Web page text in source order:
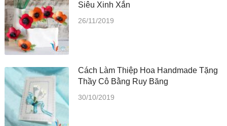
Siêu Xinh Xắn
26/11/2019
Cách Làm Thiệp Hoa Handmade Tặng
Thầy Cô Bằng Ruy Băng
30/10/2019